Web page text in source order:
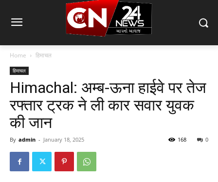
Home हिमाचल
हिमाचल
Himachal: अम्ब-ऊना हाईवे पर तेज
रफ्तार ट्रक ने ली कार सवार युवक
की जान
By admin - January 18, 2025 0
168